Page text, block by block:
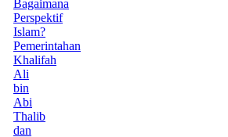
Bagaimana
Perspektif
Islam?
Pemerintahan
Khalifah
Ali
bin
Abi
Thalib
dan